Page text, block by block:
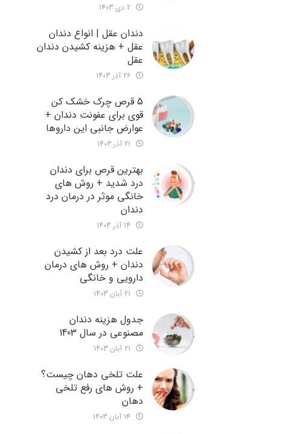
دندان عقل | انواع دندان
عقل + هزینه کشیدن دندان
عقل
5 قرص چرک خشک کن
قوی برای عفونت دندان +
عوارض جانبی این داروها
بهترین قرص برای دندان
درد شدید + روش های
خانگی موثر در درمان درد
دندان
علت درد بعد از کشیدن
دندان + روش های درمان
دارویی و خانگی
جدول هزینه دندان
مصنوعی در سال 1403
علت تلخی دهان چیست؟
+ روش های رفع تلخی
دهان